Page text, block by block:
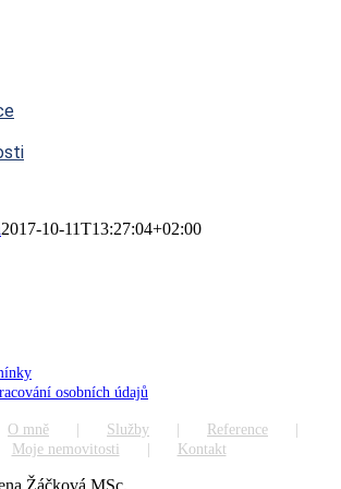
2017-10-11T13:27:04+02:00
osobních údajů
O mně Služby
Reference
Moje nemovitosti
Kontakt
Žáčková MSc.